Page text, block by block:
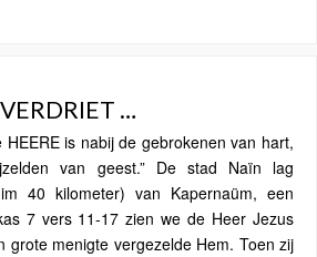
…
HEERE is nabij de gebrokenen van hart,
van geest.” De stad Naïn lag
40 kilometer) van Kapernaüm, een
7 vers 11-17 zien we de Heer Jezus
grote menigte vergezelde Hem. Toen zij